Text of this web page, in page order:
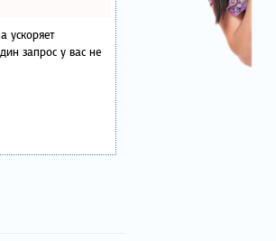
ускоряет
запрос у вас не